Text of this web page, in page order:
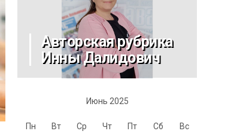
Авторская рубрика
Инны Далидович
Июнь 2025
Пн Вт Ср Чт Пт Сб Вс